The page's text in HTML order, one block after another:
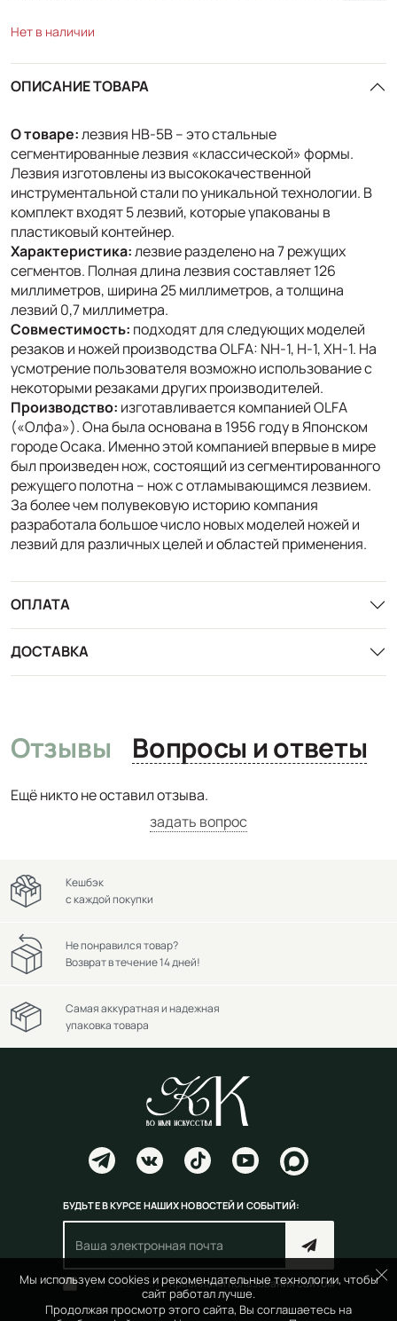
Нет в наличии
ОПИСАНИЕ ТОВАРА
О товаре:лезвия HB-5B – это стальные
сегментированные лезвия «классической» формы.
Лезвия изготовлены из высококачественной
инструментальной стали по уникальной технологии. В
комплект входят 5 лезвий, которые упакованы в
пластиковый контейнер.
Характеристика:лезвие разделено на 7 режущих
сегментов. Полная длина лезвия составляет 126
миллиметров, ширина 25 миллиметров, а толщина
лезвий 0,7 миллиметра.
Совместимость: подходят для следующих моделей
резаков и ножей производства OLFA: NH-1, H-1, XH-1. На
усмотрение пользователя возможно использование с
некоторыми резаками других производителей.
Производство: изготавливается компанией OLFA
(«Олфа»). Она была основана в 1956 году в Японском
городе Осака. Именно этой компанией впервые в мире
был произведен нож, состоящий из сегментированного
режущего полотна – нож с отламывающимся лезвием.
За более чем полувековую историю компания
разработала большое число новых моделей ножей и
лезвий для различных целей и областей применения.
ОПЛАТА
ДОСТАВКА
Отзывы Вопросы и ответы
Ещё никто не оставил отзыва.
задать вопрос
Мы используем cookies и рекомендательные технологии, чтобы
сайт работал лучше.
Продолжая просмотр этого сайта, Вы соглашаетесь на
Кешбэк
с каждой покупки
Не понравился товар?
Возврат в течение 14 дней!
Самая аккуратная и надежная
упаковка товара
БУДЬТЕ В КУРСЕ НАШИХ НОВОСТЕЙ И СОБЫТИЙ:
Согласен(на) справилами пользования сайтом